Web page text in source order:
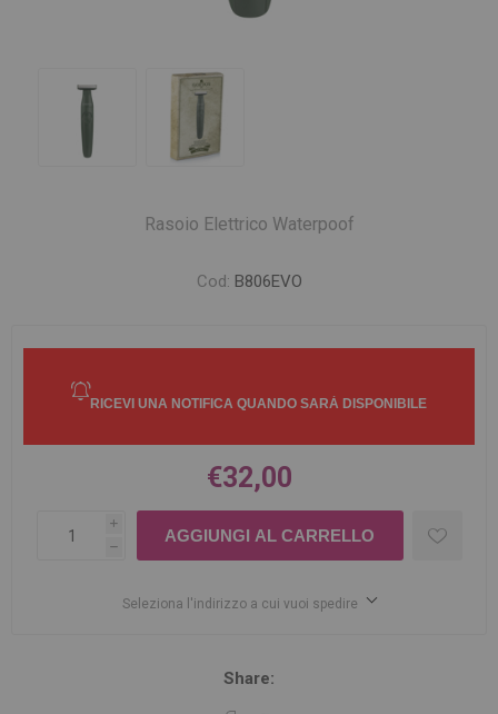
Rasoio Elettrico Waterpoof
Cod: B806EVO
€32,00
i
h
Seleziona l'indirizzo a cui vuoi spedire
Share: